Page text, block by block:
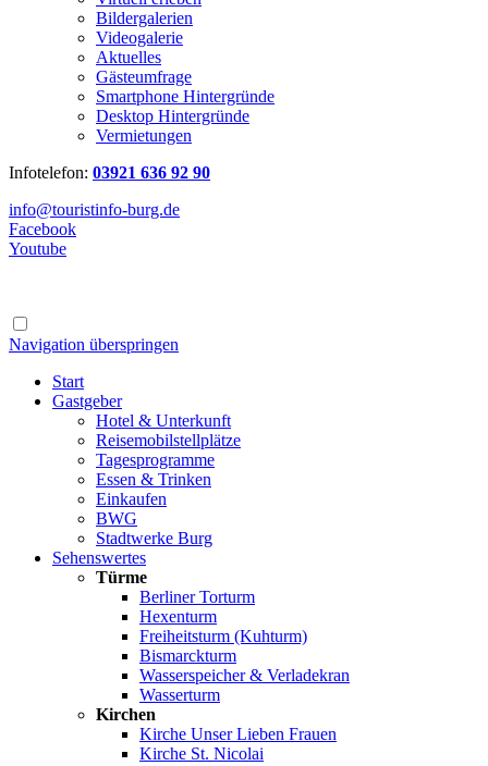
Bildergalerien
Videogalerie
Aktuelles
Gästeumfrage
Smartphone Hintergründe
Desktop Hintergründe
Vermietungen
Infotelefon: 03921 636 92 90
info@touristinfo-burg.de
Facebook
Youtube
Navigation überspringen
Start
Gastgeber
Hotel & Unterkunft
Reisemobilstellplätze
Tagesprogramme
Essen & Trinken
Einkaufen
BWG
Stadtwerke Burg
Sehenswertes
Türme
Berliner Torturm
Hexenturm
Freiheitsturm (Kuhturm)
Bismarckturm
Wasserspeicher & Verladekran
Wasserturm
Kirchen
Kirche Unser Lieben Frauen
Kirche St. Nicolai